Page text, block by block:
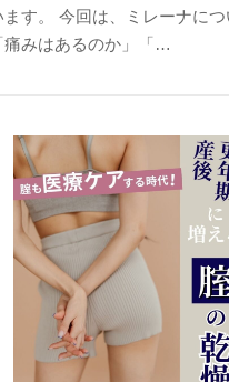
す。 今回は、ミレーナに
痛みはあるのか」「…